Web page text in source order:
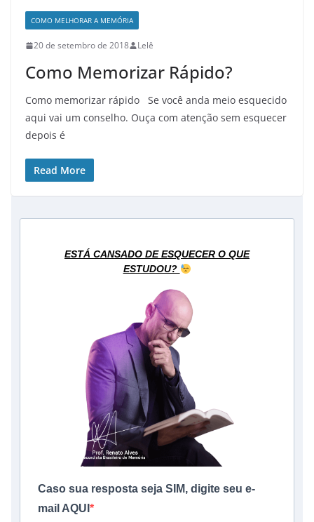
COMO MELHORAR A MEMÓRIA
20 de setembro de 2018 Lelê
Como Memorizar Rápido?
Como memorizar rápido Se você anda meio esquecido
aqui vai um conselho. Ouça com atenção sem esquecer
depois é
Read More
ESTÁ CANSADO DE ESQUECER O QUE
ESTUDOU?
Caso sua resposta seja SIM, digite seu e-
mail AQUI